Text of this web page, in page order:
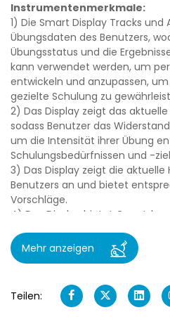
Instrumentenmerkmale:
1) Die Smart Display Tracks
Übungsdaten des Benutzers,
Übungsstatus und die
kann verwendet werden, um
entwickeln und anzupassen,
gezielte Schulung zu
2) Das Display zeigt das
sodass Benutzer das
um die Intensität ihrer Übung
Schulungsbedürfnissen und -
3) Das Display zeigt die aktuelle
Benutzers an und bietet
Vorschläge.
4) Das Display bietet
sodass Benutzer Übungs- und
können, wodurch Benutzer das
ihres Trainings besser
analyse zeichnet
die Analyse und
Mehr anzeigen
Teilen: